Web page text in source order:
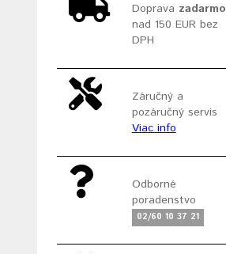
Doprava zadarmo
nad 150 EUR bez
DPH
Záručný a
pozáručný servis
Viac info
Odborné
poradenstvo
02/60 10 37 21